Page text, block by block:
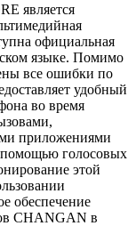
является
официальная
языке. Помимо
все ошибки по
удобный
во время
приложениями
помощью голосовых
этой
обеспечение
CHANGAN в